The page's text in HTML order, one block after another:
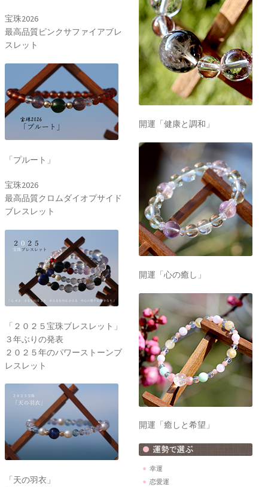
宝珠2026
最高品質ピンクサファイアブレ
スレット
「プルート」
宝珠2026
最高品質クロムダイオプサイド
ブレスレット
「２０２５宝珠ブレスレット」
３年ぶりの発表
２０２５年のパワーストーンブ
レスレット
「天の羽衣」
開運「健康と調和」
開運「心の癒し」
開運「癒しと希望」
幸運
恋愛運